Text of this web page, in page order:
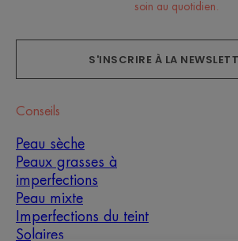
soin au quotidien.
S'INSCRIRE À LA
Conseils
Peau sèche
Peaux grasses à
imperfections
Peau mixte
Imperfections du teint
Solaires